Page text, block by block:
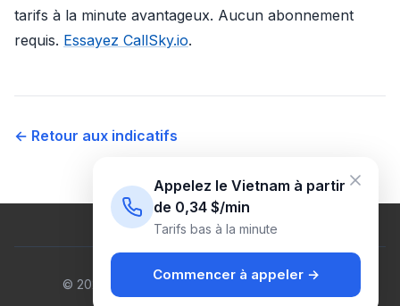
tarifs à la minute avantageux. Aucun abonnement
requis. Essayez CallSky.io.
← Retour aux indicatifs
© 2026 Venus Cloud Ltd. Tous droits réservés.
Appelez le Vietnam à partir
de 0,34 $/min
Tarifs bas à la minute
Commencer à appeler →